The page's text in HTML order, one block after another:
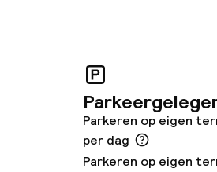
Parkeren op eigen
per dag
Parkeren op eigen